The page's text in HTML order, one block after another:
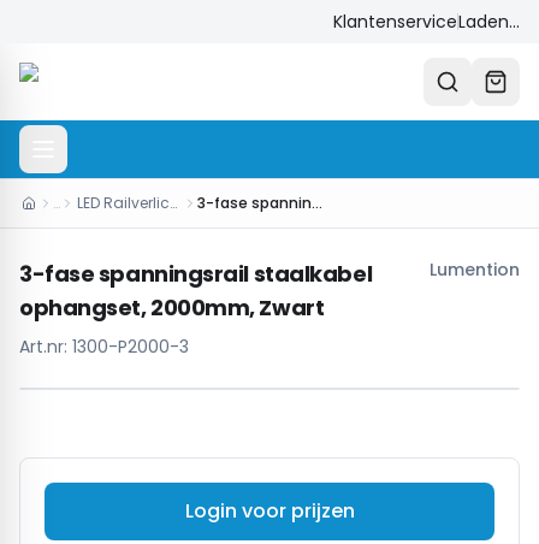
KlantenserviceLaden...
… LED Railverlichting 3-fase spanningsrail staalkabel ophangset, 2000mm, Zwart
3-fase spanningsrail staalkabel
ophangset, 2000mm, Zwart
Lumention
Art.nr: 1300-P2000-3
Login voor prijzen